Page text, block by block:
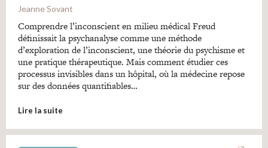
Jeanne Sovant
Comprendre l’inconscient en milieu médical Freud
définissait la psychanalyse comme une méthode
d’exploration de l’inconscient, une théorie du psychisme et
une pratique thérapeutique. Mais comment étudier ces
processus invisibles dans un hôpital, où la médecine repose
sur des données quantifiables…
Lire la suite